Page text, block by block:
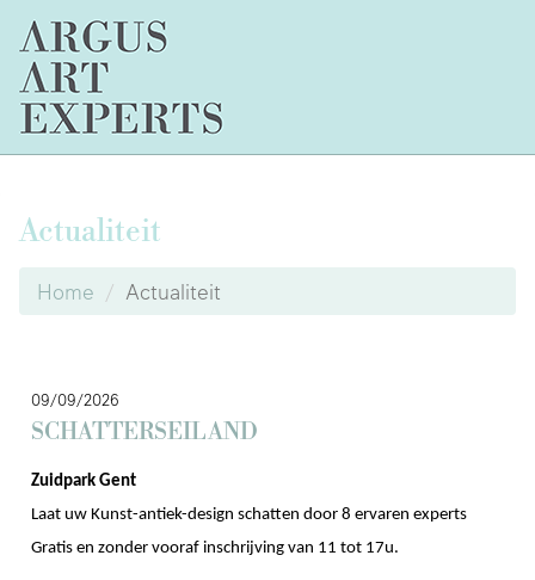
Actualiteit
Home Actualiteit
09/09/2026
SCHATTERSEILAND
Zuidpark Gent
Laat uw Kunst-antiek-design schatten door 8 ervaren experts
Gratis en zonder vooraf inschrijving van 11 tot 17u.